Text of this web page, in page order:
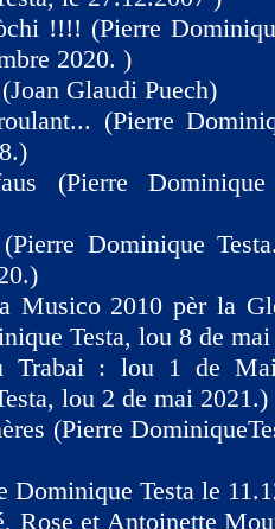
!!!! (Pierre
2020. )
Glaudi Puech)
(Pierre
(Pierre
Dominique
Musico 2010 pèr la
Testa, lou 8 de
Trabai : lou 1 de
lou 2 de mai 2021.)
(Pierre
Dominique Testa le
Rose et Antoinette